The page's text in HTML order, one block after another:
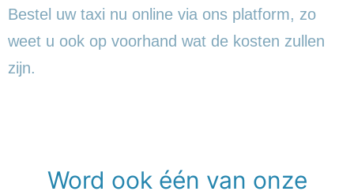
Bestel uw taxi nu online via ons platform, zo
weet u ook op voorhand wat de kosten zullen
zijn.
Word ook één van onze